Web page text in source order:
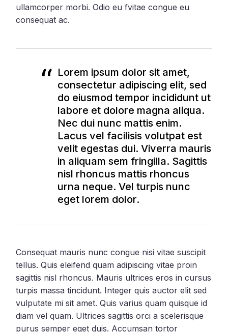
ullamcorper morbi. Odio eu fvitae congue eu
consequat ac.
Lorem ipsum dolor sit amet,
consectetur adipiscing elit, sed
do eiusmod tempor incididunt ut
labore et dolore magna aliqua.
Nec dui nunc mattis enim.
Lacus vel facilisis volutpat est
velit egestas dui. Viverra mauris
in aliquam sem fringilla. Sagittis
nisl rhoncus mattis rhoncus
urna neque. Vel turpis nunc
eget lorem dolor.
Consequat mauris nunc congue nisi vitae suscipit
tellus. Quis eleifend quam adipiscing vitae proin
sagittis nisl rhoncus. Mauris ultrices eros in cursus
turpis massa tincidunt. Integer quis auctor elit sed
vulputate mi sit amet. Quis varius quam quisque id
diam vel quam. Ultrices sagittis orci a scelerisque
purus semper eget duis. Accumsan tortor